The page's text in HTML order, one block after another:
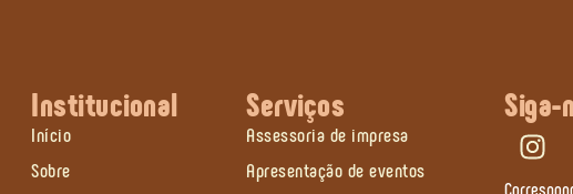
Institucional
Início
Sobre
Serviços
Assessoria de impresa
Apresentação de eventos
Siga-